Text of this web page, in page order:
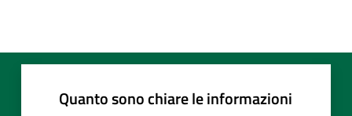
Quanto sono chiare le informazioni